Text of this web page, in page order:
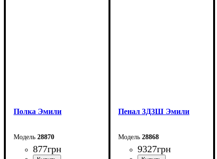
Полка Эмили
28870
877грн
Пенал 3Д3Ш Эмили
28868
9327грн